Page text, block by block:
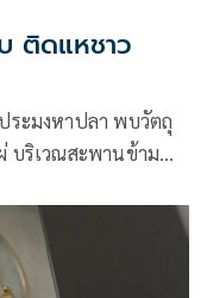
ติดแหชาว
ระมงหาปลา พบวัตถุ
บริเวณสะพานข้าม